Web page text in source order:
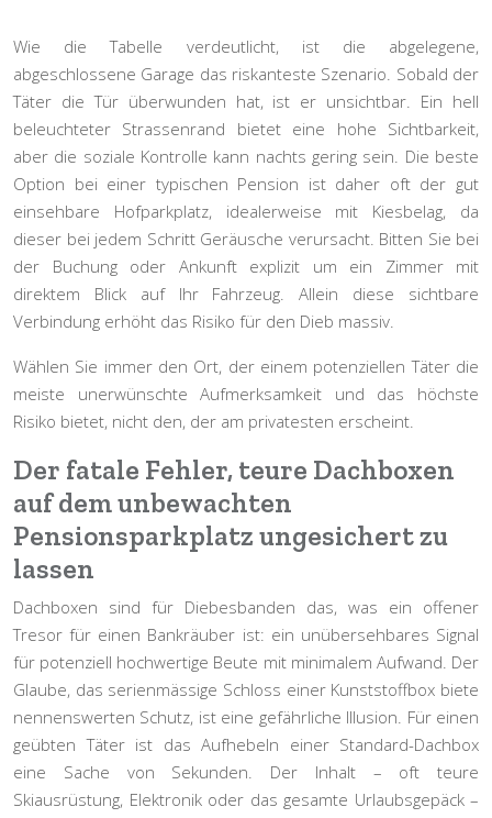
Wie die Tabelle verdeutlicht, ist die abgelegene,
abgeschlossene Garage das riskanteste Szenario. Sobald der
Täter die Tür überwunden hat, ist er unsichtbar. Ein hell
beleuchteter Strassenrand bietet eine hohe Sichtbarkeit,
aber die soziale Kontrolle kann nachts gering sein. Die beste
Option bei einer typischen Pension ist daher oft der gut
einsehbare Hofparkplatz, idealerweise mit Kiesbelag, da
dieser bei jedem Schritt Geräusche verursacht. Bitten Sie bei
der Buchung oder Ankunft explizit um ein Zimmer mit
direktem Blick auf Ihr Fahrzeug. Allein diese sichtbare
Verbindung erhöht das Risiko für den Dieb massiv.
Wählen Sie immer den Ort, der einem potenziellen Täter die
meiste unerwünschte Aufmerksamkeit und das höchste
Risiko bietet, nicht den, der am privatesten erscheint.
Der fatale Fehler, teure Dachboxen
auf dem unbewachten
Pensionsparkplatz ungesichert zu
lassen
Dachboxen sind für Diebesbanden das, was ein offener
Tresor für einen Bankräuber ist: ein unübersehbares Signal
für potenziell hochwertige Beute mit minimalem Aufwand. Der
Glaube, das serienmässige Schloss einer Kunststoffbox biete
nennenswerten Schutz, ist eine gefährliche Illusion. Für einen
geübten Täter ist das Aufhebeln einer Standard-Dachbox
eine Sache von Sekunden. Der Inhalt – oft teure
Skiausrüstung, Elektronik oder das gesamte Urlaubsgepäck –